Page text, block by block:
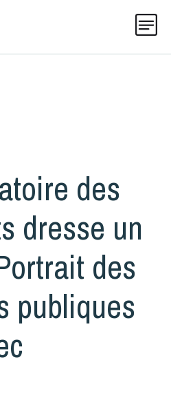
données 0-5
des
dresse un
des
publiques